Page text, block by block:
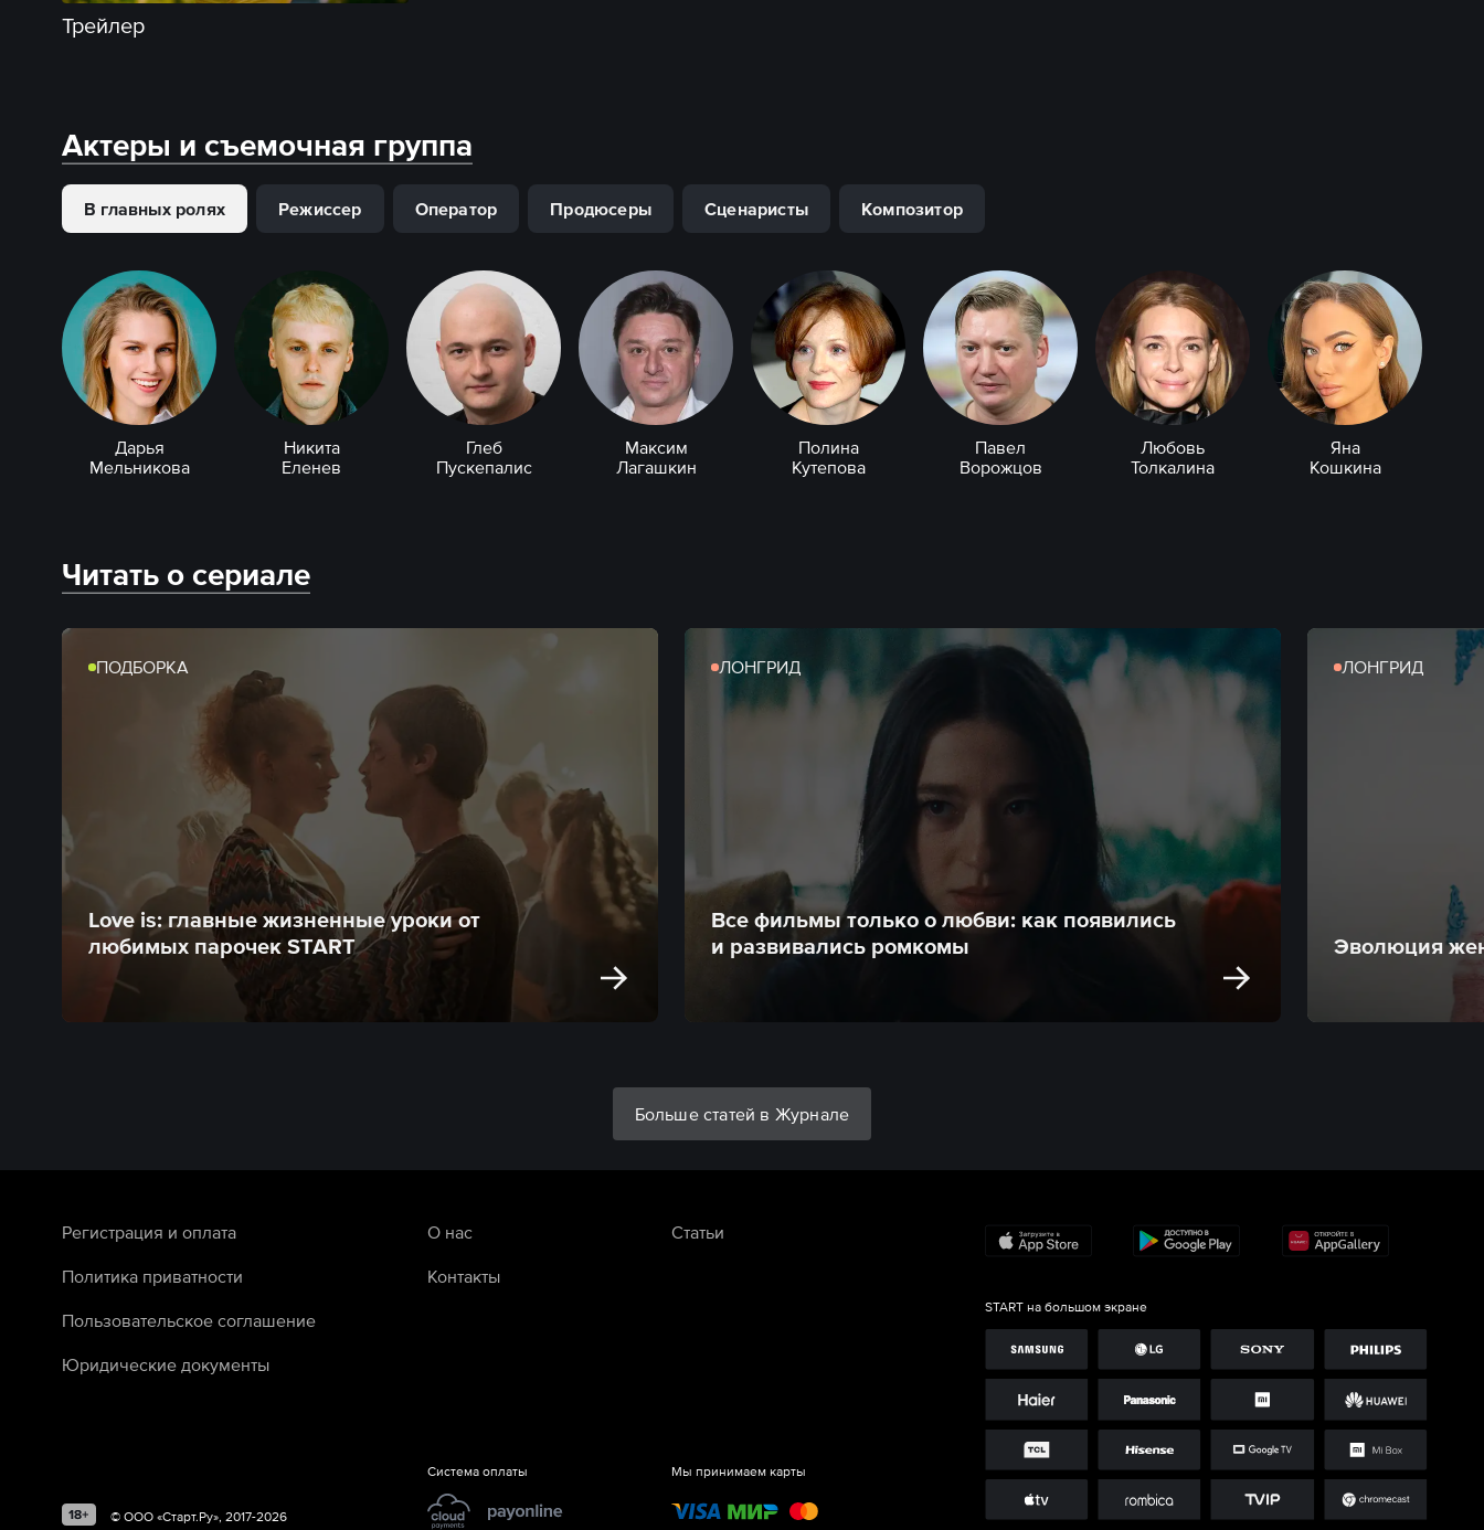
Трейлер
Актеры и съемочная группа
В главных ролях Режиссер Оператор Продюсеры Сценаристы Композитор
Дарья
Мельникова
Никита
Еленев
Глеб
Пускепалис
Максим
Лагашкин
Полина
Кутепова
Павел
Ворожцов
Любовь
Толкалина
Яна
Кошкина
Читать о сериале
ПОДБОРКА
Love is: главные жизненные уроки от
любимых парочек START
ЛОНГРИД
Все фильмы только о любви: как появились
и развивались ромкомы
ЛОНГРИД
Эволюция
Больше статей в Журнале
Регистрация и оплата
Политика приватности
Пользовательское соглашение
Юридические документы
© ООО «Старт.Ру», 2017-2026
О нас
Контакты
Система оплаты
Статьи
Мы принимаем карты
START на большом экране